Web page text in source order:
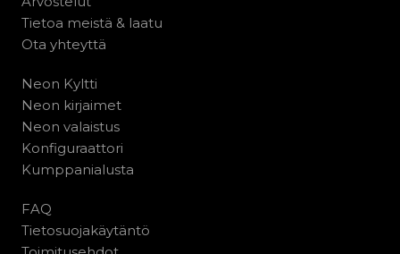
Tietoa meistä & laatu
Ota yhteyttä
Neon Kyltti
Neon kirjaimet
Neon valaistus
Konfiguraattori
Kumppanialusta
FAQ
Tietosuojakäytäntö